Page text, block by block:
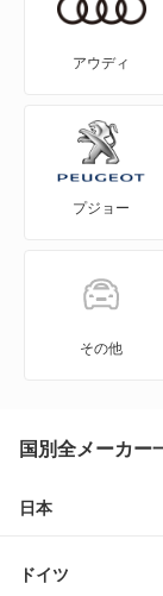
Super-ONE
ZR-V ハイブリッド
アクティトラック
アウディ
プジョー
その他
国別全メーカー
日本
ドイツ